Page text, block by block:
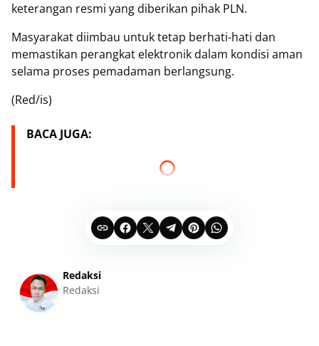
keterangan resmi yang diberikan pihak PLN.
Masyarakat diimbau untuk tetap berhati-hati dan
memastikan perangkat elektronik dalam kondisi aman
selama proses pemadaman berlangsung.
(Red/is)
BACA JUGA:
Redaksi
Redaksi